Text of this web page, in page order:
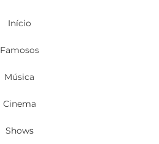
Início
Famosos
Música
Cinema
Shows